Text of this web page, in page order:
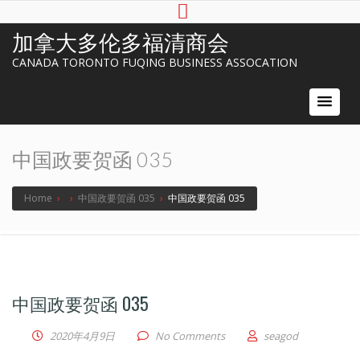
加拿大多伦多福清商会
CANADA TORONTO FUQING BUSINESS ASSOCATION
中国政要贺函 035
Home › › 中国政要贺函 035 › 中国政要贺函 035
中国政要贺函 035
2020年4月9日 No Comments seagod